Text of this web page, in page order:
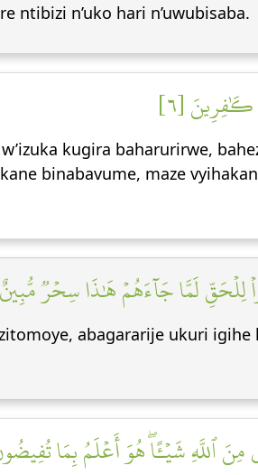
ntibizi n’uko hari n’uwubisaba.
كَٰفِرِينَ [٦]
kugira baharurirwe,
binabavume, maze
لِلۡحَقِّ لَمَّا جَآءَهُمۡ هَٰذَا سِحۡرٞ مُّبِينٌ
abagararije ukuri igihe
مِنَ ٱللَّهِ شَيۡـًٔاۖ هُوَ أَعۡلَمُ بِمَا